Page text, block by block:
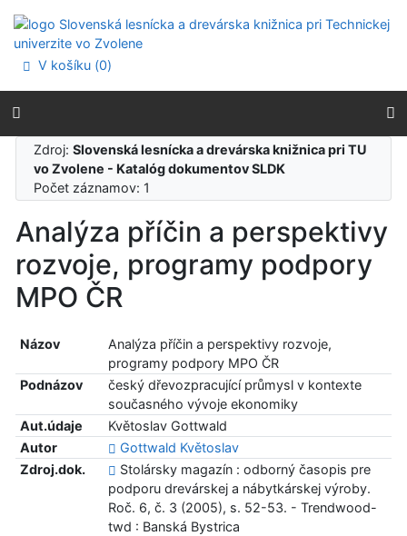
Prejsť na menu
Prehlásenie o webovej prístupnosti
V košíku (0)
Zdroj:Slovenská lesnícka a drevárska knižnica pri TU
vo Zvolene - Katalóg dokumentov SLDK
Počet záznamov: 1
Analýza příčin a perspektivy
rozvoje, programy podpory
MPO ČR
Názov
Analýza příčin a perspektivy rozvoje,
programy podpory MPO ČR
Podnázov
český dřevozpracující průmysl v kontexte
současného vývoje ekonomiky
Aut.údaje
Květoslav Gottwald
Autor
Gottwald Květoslav
Zdroj.dok.
Stolársky magazín : odborný časopis pre
podporu drevárskej a nábytkárskej výroby.
Roč. 6, č. 3 (2005), s. 52-53. - Trendwood-
twd : Banská Bystrica